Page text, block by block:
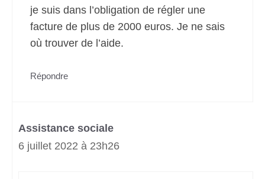
je suis dans l’obligation de régler une
facture de plus de 2000 euros. Je ne sais
où trouver de l’aide.
Répondre
Assistance sociale
6 juillet 2022 à 23h26